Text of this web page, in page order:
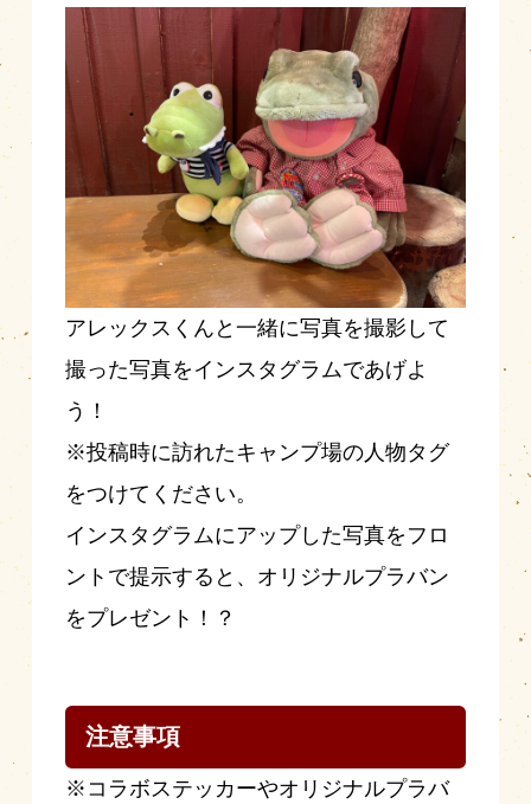
アレックスくんと一緒に写真を撮影して
撮った写真をインスタグラムであげよ
う！
※投稿時に訪れたキャンプ場の人物タグ
をつけてください。
インスタグラムにアップした写真をフロ
ントで提示すると、オリジナルプラバン
をプレゼント！？
注意事項
※コラボステッカーやオリジナルプラバ